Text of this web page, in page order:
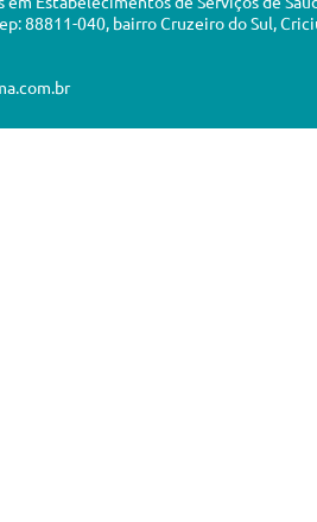
88811-040, bairro Cruzeiro do Sul,